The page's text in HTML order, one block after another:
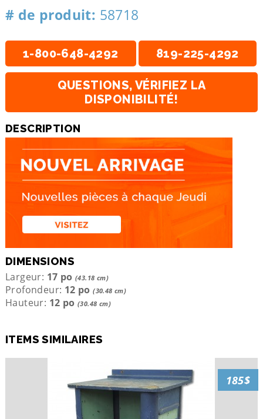
# de produit: 58718
1-800-648-4292 819-225-4292
QUESTIONS, VÉRIFIEZ LA
DISPONIBILITÉ!
DESCRIPTION
DIMENSIONS
Largeur: 17 po (43.18 cm)
Profondeur: 12 po(30.48 cm)
Hauteur: 12 po (30.48 cm)
ITEMS SIMILAIRES
185$